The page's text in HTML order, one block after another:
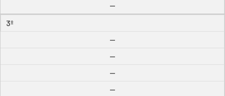
--
3º
--
--
--
--